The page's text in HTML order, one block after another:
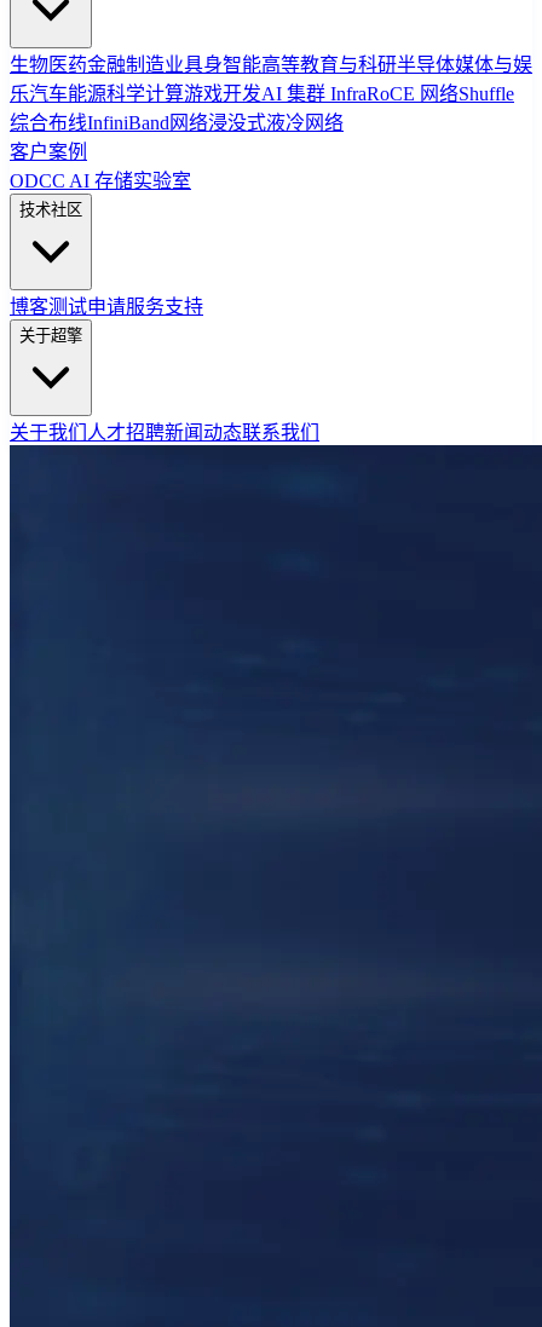
生物医药金融制造业具身智能高等教育与科研半导体媒体与娱
乐汽车能源科学计算游戏开发AI 集群 InfraRoCE 网络Shuffle
综合布线InfiniBand网络浸没式液冷网络
客户案例
ODCC AI 存储实验室
技术社区
博客测试申请服务支持
关于超擎
关于我们 人才招聘新闻动态联系我们